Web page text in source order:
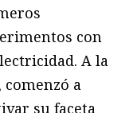
con
A la
comenzó a
su faceta